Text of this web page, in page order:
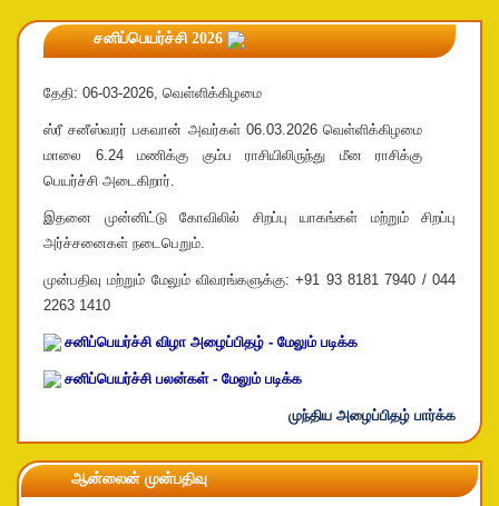
சனிப்பெயர்ச்சி 2026
தேதி: 06-03-2026, வெள்ளிக்கிழமை
ஸ்ரீ சனீஸ்வரர் பகவான் அவர்கள் 06.03.2026 வெள்ளிக்கிழமை
மாலை 6.24 மணிக்கு கும்ப ராசியிலிருந்து மீன ராசிக்கு
பெயர்ச்சி அடைகிறார்.
இதனை முன்னிட்டு கோவிலில் சிறப்பு யாகங்கள் மற்றும் சிறப்பு
அர்ச்சனைகள் நடைபெறும்.
முன்பதிவு மற்றும் மேலும் விவரங்களுக்கு: +91 93 8181 7940 / 044
2263 1410
சனிப்பெயர்ச்சி விழா அழைப்பிதழ் - மேலும் படிக்க
சனிப்பெயர்ச்சி பலன்கள் - மேலும் படிக்க
முந்திய அழைப்பிதழ் பார்க்க
ஆன்லைன் முன்பதிவு